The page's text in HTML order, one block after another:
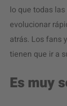
lo que todas
evolucionar
atrás. Los fans
tienen que ir a
Es muy